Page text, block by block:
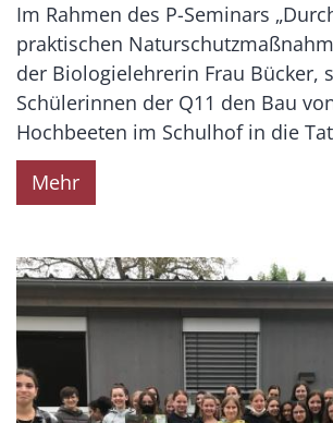
Im Rahmen des P-Seminars
praktischen
der Biologielehrerin Frau Bücker,
Schülerinnen der Q11 den Bau
Hochbeeten im Schulhof in die
Mehr